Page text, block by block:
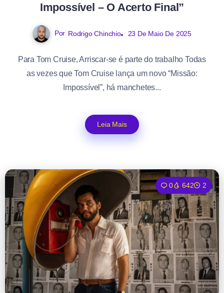
Impossível – O Acerto Final”
Por Rodrigo Chinchio 23 De Maio De 2025
Para Tom Cruise, Arriscar-se é parte do trabalho Todas
as vezes que Tom Cruise lança um novo “Missão:
Impossível”, há manchetes...
Leia Mais
0 642 2